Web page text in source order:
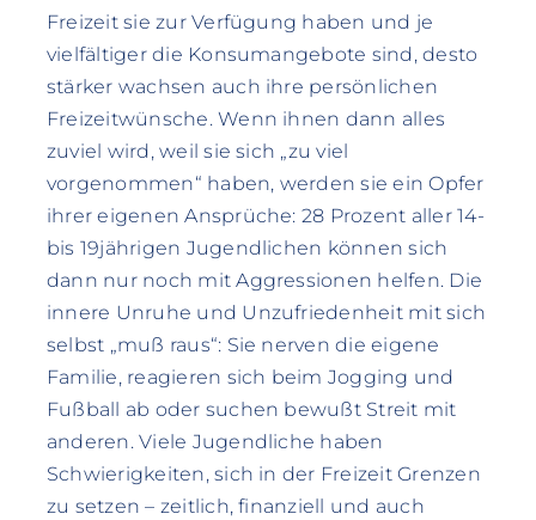
Freizeit sie zur Verfügung haben und je
vielfältiger die Konsumangebote sind, desto
stärker wachsen auch ihre persönlichen
Freizeitwünsche. Wenn ihnen dann alles
zuviel wird, weil sie sich „zu viel
vorgenommen“ haben, werden sie ein Opfer
ihrer eigenen Ansprüche: 28 Prozent aller 14-
bis 19jährigen Jugendlichen können sich
dann nur noch mit Aggressionen helfen. Die
innere Unruhe und Unzufriedenheit mit sich
selbst „muß raus“: Sie nerven die eigene
Familie, reagieren sich beim Jogging und
Fußball ab oder suchen bewußt Streit mit
anderen. Viele Jugendliche haben
Schwierigkeiten, sich in der Freizeit Grenzen
zu setzen – zeitlich, finanziell und auch